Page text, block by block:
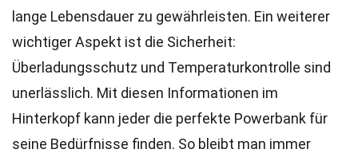
lange Lebensdauer zu gewährleisten. Ein weiterer
wichtiger Aspekt ist die Sicherheit:
Überladungsschutz und Temperaturkontrolle sind
unerlässlich. Mit diesen Informationen im
Hinterkopf kann jeder die perfekte Powerbank für
seine Bedürfnisse finden. So bleibt man immer